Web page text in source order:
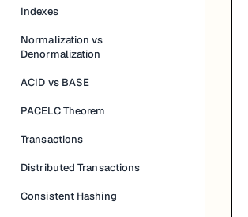
Indexes
Normalization vs
Denormalization
ACID vs BASE
PACELC Theorem
Transactions
Distributed Transactions
Consistent Hashing